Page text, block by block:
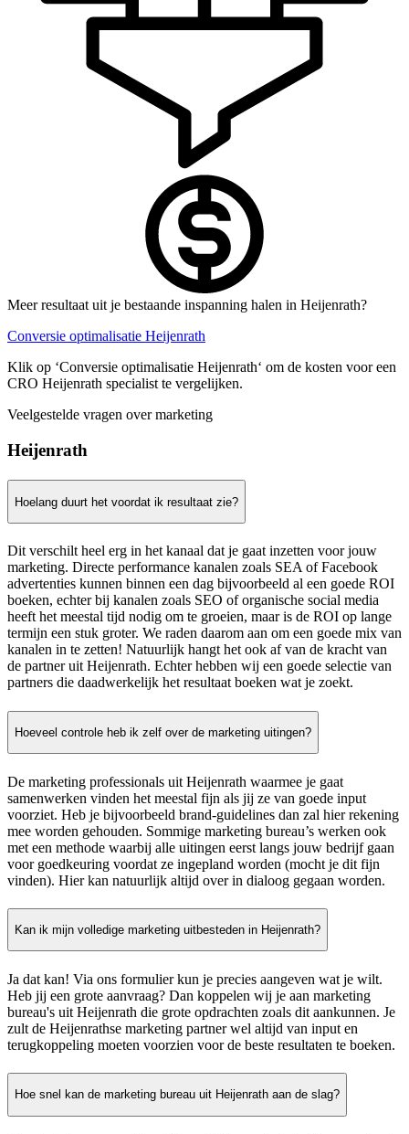
Meer resultaat uit je bestaande inspanning halen in Heijenrath?
Conversie optimalisatie Heijenrath
Klik op ‘Conversie optimalisatie Heijenrath‘ om de kosten voor een
CRO Heijenrath specialist te vergelijken.
Veelgestelde vragen over marketing
Heijenrath
Hoelang duurt het voordat ik resultaat zie?
Dit verschilt heel erg in het kanaal dat je gaat inzetten voor jouw
marketing. Directe performance kanalen zoals SEA of Facebook
advertenties kunnen binnen een dag bijvoorbeeld al een goede ROI
boeken, echter bij kanalen zoals SEO of organische social media
heeft het meestal tijd nodig om te groeien, maar is de ROI op lange
termijn een stuk groter. We raden daarom aan om een goede mix van
kanalen in te zetten! Natuurlijk hangt het ook af van de kracht van
de partner uit Heijenrath. Echter hebben wij een goede selectie van
partners die daadwerkelijk het resultaat boeken wat je zoekt.
Hoeveel controle heb ik zelf over de marketing uitingen?
De marketing professionals uit Heijenrath waarmee je gaat
samenwerken vinden het meestal fijn als jij ze van goede input
voorziet. Heb je bijvoorbeeld brand-guidelines dan zal hier rekening
mee worden gehouden. Sommige marketing bureau’s werken ook
met een methode waarbij alle uitingen eerst langs jouw bedrijf gaan
voor goedkeuring voordat ze ingepland worden (mocht je dit fijn
vinden). Hier kan natuurlijk altijd over in dialoog gegaan worden.
Kan ik mijn volledige marketing uitbesteden in Heijenrath?
Ja dat kan! Via ons formulier kun je precies aangeven wat je wilt.
Heb jij een grote aanvraag? Dan koppelen wij je aan marketing
bureau's uit Heijenrath die grote opdrachten zoals dit aankunnen. Je
zult de Heijenrathse marketing partner wel altijd van input en
terugkoppeling moeten voorzien voor de beste resultaten te boeken.
Hoe snel kan de marketing bureau uit Heijenrath aan de slag?